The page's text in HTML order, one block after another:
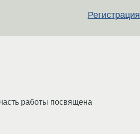
Регистрация
работы посвящена